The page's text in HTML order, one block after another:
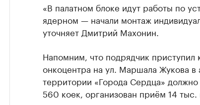
«В палатном блоке идут работы по
ядерном — начали монтаж
уточняет Дмитрий Махонин.
Напомним, что подрядчик приступил
онкоцентра на ул. Маршала Жукова
территории «Города Сердца»
560 коек, организован приём 14 тыс.